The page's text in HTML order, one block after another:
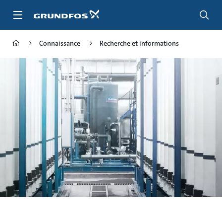
Connaissance Recherche et informations